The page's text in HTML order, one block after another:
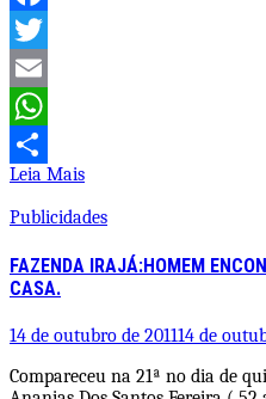
Facebook
Twitter
Email
WhatsApp
Share
Leia Mais
Publicidades
FAZENDA IRAJÁ:HOMEM
CASA.
14 de outubro de 201114 de
Compareceu na 21ª no dia de